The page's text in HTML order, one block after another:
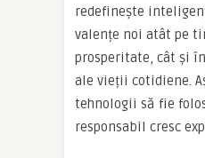
redefinește
valențe noi atât pe
prosperitate, cât și
ale vieții cotidiene.
tehnologii să fie
responsabil cresc